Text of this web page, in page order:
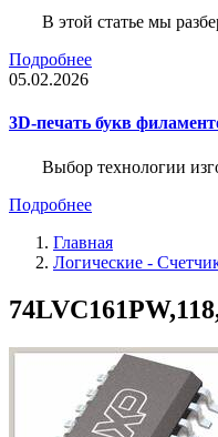
В этой статье мы
Подробнее
05.02.2026
3D-печать букв
Выбор технологии
Подробнее
Главная
Логические -